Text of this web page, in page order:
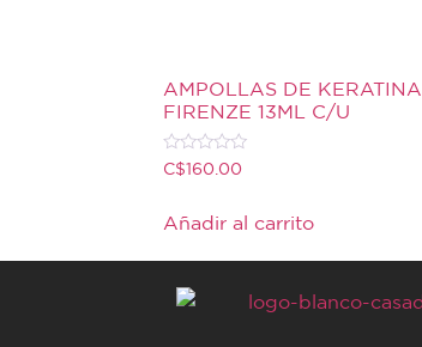
AMPOLLAS DE KERATINA
FIRENZE 13ML C/U
Valorado
con
5
C$160.00
Añadir al carrito